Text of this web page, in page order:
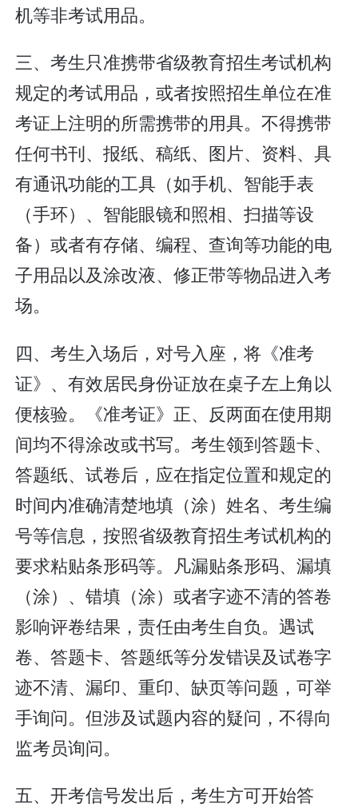
机等非考试用品。
三、考生只准携带省级教育招生考试机构
规定的考试用品，或者按照招生单位在准
考证上注明的所需携带的用具。不得携带
任何书刊、报纸、稿纸、图片、资料、具
有通讯功能的工具（如手机、智能手表
（手环）、智能眼镜和照相、扫描等设
备）或者有存储、编程、查询等功能的电
子用品以及涂改液、修正带等物品进入考
场。
四、考生入场后，对号入座，将《准考
证》、有效居民身份证放在桌子左上角以
便核验。《准考证》正、反两面在使用期
间均不得涂改或书写。考生领到答题卡、
答题纸、试卷后，应在指定位置和规定的
时间内准确清楚地填（涂）姓名、考生编
号等信息，按照省级教育招生考试机构的
要求粘贴条形码等。凡漏贴条形码、漏填
（涂）、错填（涂）或者字迹不清的答卷
影响评卷结果，责任由考生自负。遇试
卷、答题卡、答题纸等分发错误及试卷字
迹不清、漏印、重印、缺页等问题，可举
手询问。但涉及试题内容的疑问，不得向
监考员询问。
五、开考信号发出后，考生方可开始答